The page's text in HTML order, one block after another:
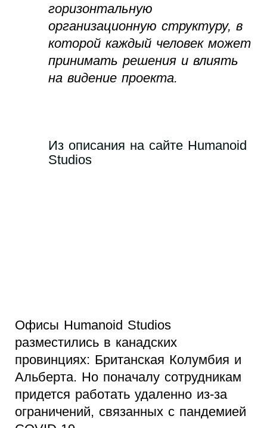
горизонтальную
организационную структуру, в
которой каждый человек может
принимать решения и влиять
на видение проекта.
Из описания на сайте Humanoid
Studios
Офисы Humanoid Studios
разместились в канадских
провинциях: Британская Колумбия и
Альберта. Но поначалу сотрудникам
придется работать удаленно из-за
ограничений, связанных с пандемией